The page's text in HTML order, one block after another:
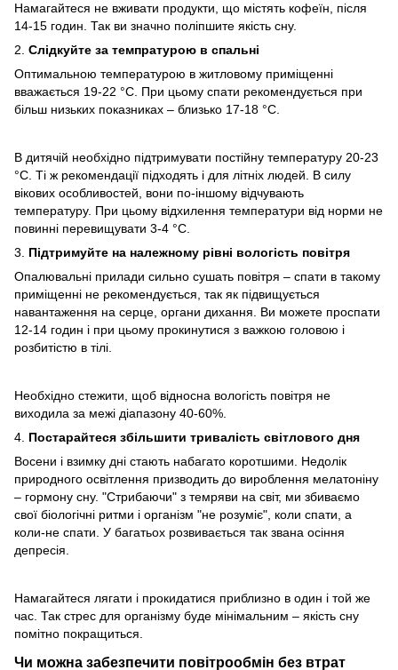
Намагайтеся не вживати продукти, що містять кофеїн, після
14-15 годин. Так ви значно поліпшите якість сну.
2. Слідкуйте за темпратурою в спальні
Оптимальною температурою в житловому приміщенні
вважається 19-22 °С. При цьому спати рекомендується при
більш низьких показниках – близько 17-18 °С.
В дитячій необхідно підтримувати постійну температуру 20-23
°С. Ті ж рекомендації підходять і для літніх людей. В силу
вікових особливостей, вони по-іншому відчувають
температуру. При цьому відхилення температури від норми не
повинні перевищувати 3-4 °С.
3. Підтримуйте на належному рівні вологість повітря
Опалювальні прилади сильно сушать повітря – спати в такому
приміщенні не рекомендується, так як підвищується
навантаження на серце, органи дихання. Ви можете проспати
12-14 годин і при цьому прокинутися з важкою головою і
розбитістю в тілі.
Необхідно стежити, щоб відносна вологість повітря не
виходила за межі діапазону 40-60%.
4. Постарайтеся збільшити тривалість світлового дня
Восени і взимку дні стають набагато коротшими. Недолік
природного освітлення призводить до вироблення мелатоніну
– гормону сну. "Стрибаючи" з темряви на світ, ми збиваємо
свої біологічні ритми і організм "не розуміє", коли спати, а
коли-не спати. У багатьох розвивається так звана осіння
депресія.
Намагайтеся лягати і прокидатися приблизно в один і той же
час. Так стрес для організму буде мінімальним – якість сну
помітно покращиться.
Чи можна забезпечити повітрообмін без втрат